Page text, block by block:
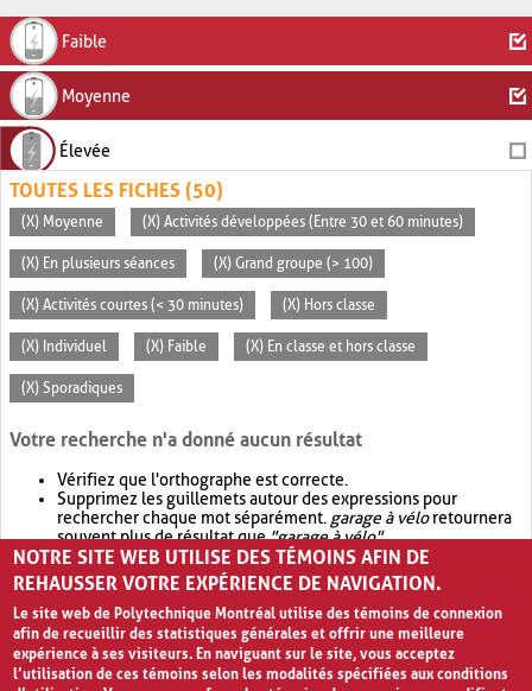
Faible
Moyenne
Élevée
TOUTES LES FICHES (50)
(X) Moyenne (X) Activités développées (Entre 30 et 60 minutes)
(X) En plusieurs séances (X) Grand groupe (> 100)
(X) Activités courtes (< 30 minutes) (X) Hors classe
(X) Individuel (X) Faible (X) En classe et hors classe
(X) Sporadiques
Votre recherche n'a donné aucun résultat
Vérifiez que l'orthographe est correcte.
Supprimez les guillemets autour des expressions pour
rechercher chaque mot séparément. garage à véloretournera
souvent plus de résultat que"garage à vélo".
Envisagez d'élargir votre recherche avec OR.garage OR vélo
retournera souvent plus de résultat quegarage à vélo
NOTRE SITE WEB UTILISE DES TÉMOINS AFIN DE
REHAUSSER VOTRE EXPÉRIENCE DE NAVIGATION.
Le site web de Polytechnique Montréal utilise des témoins de connexion
afin de recueillir des statistiques générales et offrir une meilleure
expérience à ses visiteurs. En naviguant sur le site, vous acceptez
l’utilisation de ces témoins selon les modalités spécifiées aux conditions